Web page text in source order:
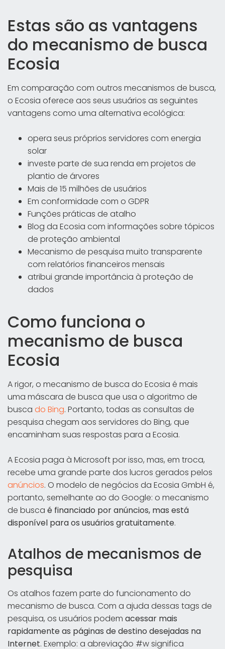
Estas são as vantagens
do mecanismo de busca
Ecosia
Em comparação com outros mecanismos de busca,
o Ecosia oferece aos seus usuários as seguintes
vantagens como uma alternativa ecológica:
opera seus próprios servidores com energia
solar
investe parte de sua renda em projetos de
plantio de árvores
Mais de 15 milhões de usuários
Em conformidade com o GDPR
Funções práticas de atalho
Blog da Ecosia com informações sobre tópicos
de proteção ambiental
Mecanismo de pesquisa muito transparente
com relatórios financeiros mensais
atribui grande importância à proteção de
dados
Como funciona o
mecanismo de busca
Ecosia
A rigor, o mecanismo de busca do Ecosia é mais
uma máscara de busca que usa o algoritmo de
busca do Bing. Portanto, todas as consultas de
pesquisa chegam aos servidores do Bing, que
encaminham suas respostas para a Ecosia.
A Ecosia paga à Microsoft por isso, mas, em troca,
recebe uma grande parte dos lucros gerados pelos
anúncios. O modelo de negócios da Ecosia GmbH é,
portanto, semelhante ao do Google: o mecanismo
de busca é financiado por anúncios, mas está
disponível paraos usuários gratuitamente.
Atalhos de mecanismos de
pesquisa
Os atalhos fazem parte do funcionamento do
mecanismo de busca. Com a ajuda dessas tags de
pesquisa, os usuários podem acessar mais
rapidamente as páginas de destino desejadas na
Internet. Exemplo: a abreviação #w significa